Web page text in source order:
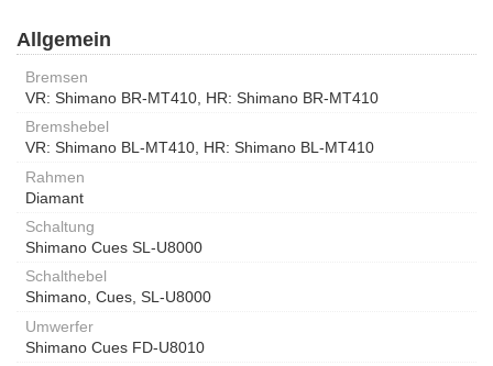
Allgemein
Bremsen
VR: Shimano BR-MT410, HR: Shimano BR-MT410
Bremshebel
VR: Shimano BL-MT410, HR: Shimano BL-MT410
Rahmen
Diamant
Schaltung
Shimano Cues SL-U8000
Schalthebel
Shimano, Cues, SL-U8000
Umwerfer
Shimano Cues FD-U8010